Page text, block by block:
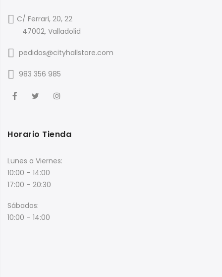
C/ Ferrari, 20, 22
47002, Valladolid
pedidos@cityhallstore.com
983 356 985
Horario Tienda
Lunes a Viernes:
10:00 – 14:00
17:00 – 20:30
Sábados:
10:00 – 14:00